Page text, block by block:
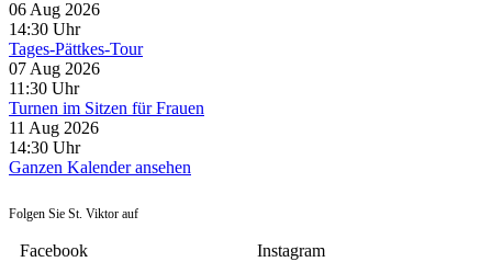
06 Aug 2026
14:30 Uhr
Tages-Pättkes-Tour
07 Aug 2026
11:30 Uhr
Turnen im Sitzen für Frauen
11 Aug 2026
14:30 Uhr
Ganzen Kalender ansehen
Folgen Sie St. Viktor auf
Facebook Instagram